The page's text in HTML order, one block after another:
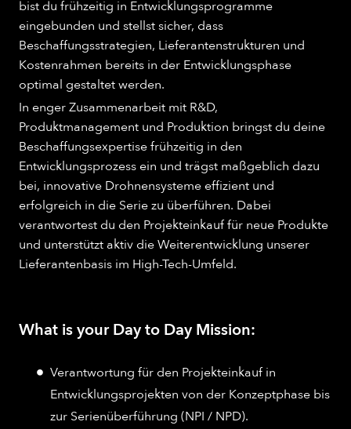
bist du frühzeitig in Entwicklungsprogramme
eingebunden und stellst sicher, dass
Beschaffungsstrategien, Lieferantenstrukturen und
Kostenrahmen bereits in der Entwicklungsphase
optimal gestaltet werden.
In enger Zusammenarbeit mit R&D,
Produktmanagement und Produktion bringst du deine
Beschaffungsexpertise frühzeitig in den
Entwicklungsprozess ein und trägst maßgeblich dazu
bei, innovative Drohnensysteme effizient und
erfolgreich in die Serie zu überführen. Dabei
verantwortest du den Projekteinkauf für neue Produkte
und unterstützt aktiv die Weiterentwicklung unserer
Lieferantenbasis im High-Tech-Umfeld.
What is your Day to Day Mission:
Verantwortung für den Projekteinkauf in
Entwicklungsprojekten von der Konzeptphase bis
zur Serienüberführung (NPI / NPD).